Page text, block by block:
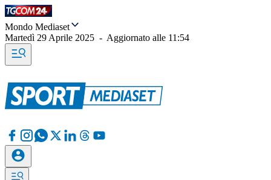
Mondo Mediaset
Martedì 29 Aprile 2025 - Aggiornato alle 11:54